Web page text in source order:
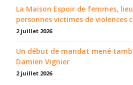
La Maison Espoir de femmes,
personnes victimes de violences
2 juillet 2026
Un début de mandat mené
Damien Vignier
2 juillet 2026